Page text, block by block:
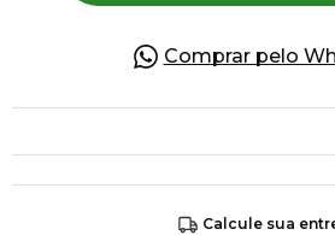
Comprar pelo
Calcule sua